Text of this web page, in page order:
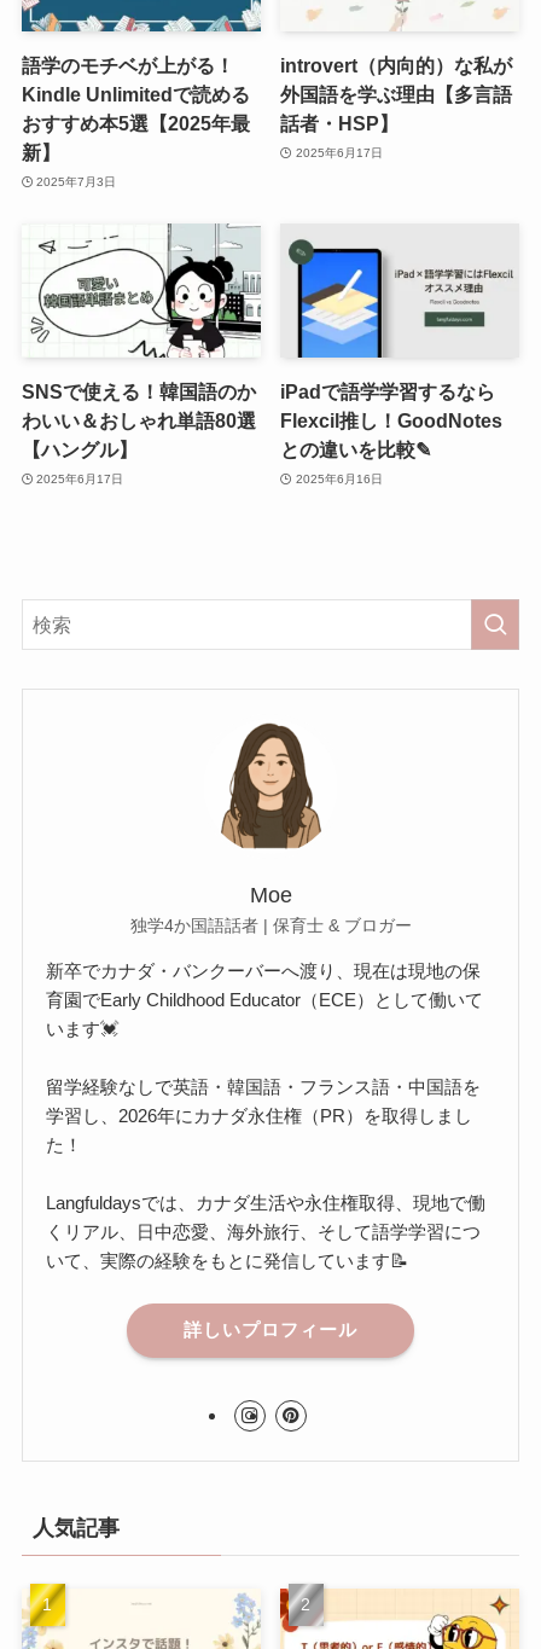
語学のモチベが上がる！
Kindle Unlimitedで読める
おすすめ本5選【2025年最
新】
2025年7月3日
introvert（内向的）な私が
外国語を学ぶ理由【多言語
話者・HSP】
2025年6月17日
SNSで使える！韓国語のか
わいい＆おしゃれ単語80選
【ハングル】
2025年6月17日
iPadで語学学習するなら
Flexcil推し！GoodNotes
との違いを比較✎
2025年6月16日
Moe
独学4か国語話者 | 保育士 & ブロガー
新卒でカナダ・バンクーバーへ渡り、現在は現地の保
育園でEarly Childhood Educator（ECE）として働いて
います💓
留学経験なしで英語・韓国語・フランス語・中国語を
学習し、2026年にカナダ永住権（PR）を取得しまし
た！
Langfuldaysでは、カナダ生活や永住権取得、現地で働
くリアル、日中恋愛、海外旅行、そして語学学習につ
いて、実際の経験をもとに発信しています📝
詳しいプロフィール
人気記事